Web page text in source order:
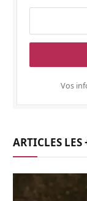
Vos
ARTICLES LES